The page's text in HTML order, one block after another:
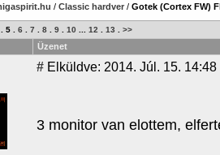
/ Classic hardver / Gotek (Cortex FW)
5 6 7 8 9 10 12 13 >>
Üzenet
# Elküldve: 2014. Júl. 15.
3 monitor van elottem,